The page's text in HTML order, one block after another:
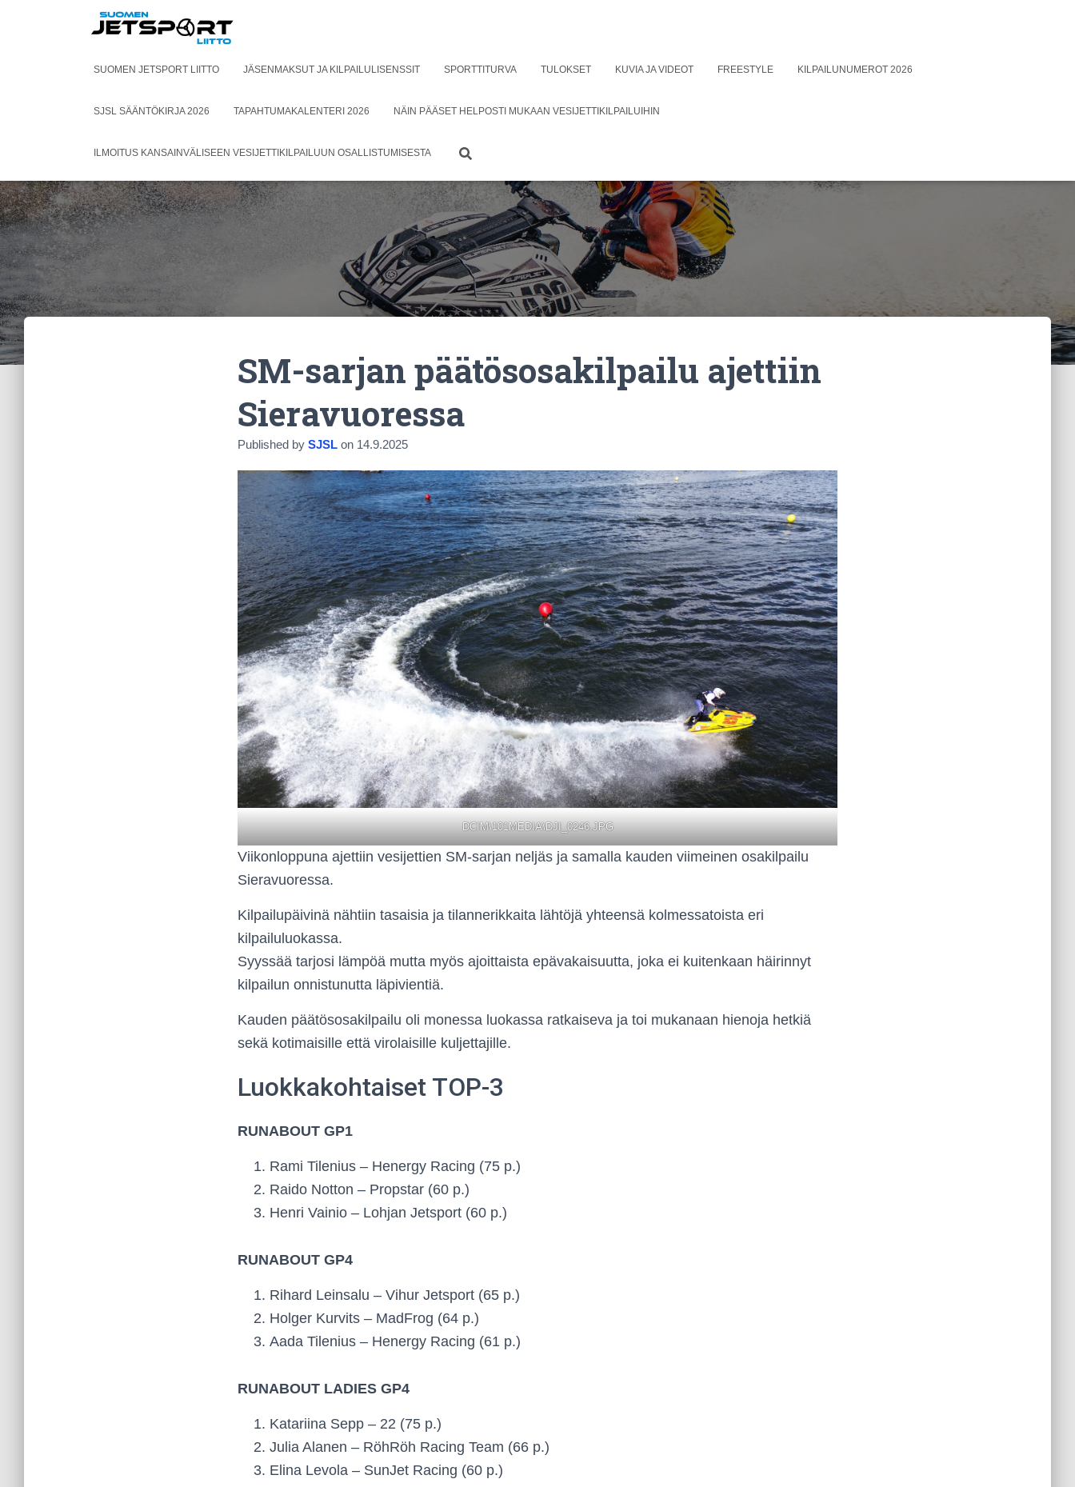
SUOMEN JETSPORT LIITTO JÄSENMAKSUT JA KILPAILULISENSSIT SPORTTITURVA TULOKSET KUVIA JA VIDEOT FREESTYLE KILPAILUNUMEROT 2026
SJSL SÄÄNTÖKIRJA 2026 TAPAHTUMAKALENTERI 2026 NÄIN PÄÄSET HELPOSTI MUKAAN VESIJETTIKILPAILUIHIN
ILMOITUS KANSAINVÄLISEEN VESIJETTIKILPAILUUN OSALLISTUMISESTA
SM-sarjan päätösosakilpailu ajettiin
Sieravuoressa
Published by SJSL on 14.9.2025
DCIM\101MEDIA\DJI_0246.JPG
Viikonloppuna ajettiin vesijettien SM-sarjan neljäs ja samalla kauden viimeinen osakilpailu
Sieravuoressa.
Kilpailupäivinä nähtiin tasaisia ja tilannerikkaita lähtöjä yhteensä kolmessa­toista eri
kilpailuluokassa.
Syyssää tarjosi lämpöä mutta myös ajoittaista epävakaisuutta, joka ei kuitenkaan häirinnyt
kilpailun onnistunutta läpivientiä.
Kauden päätösosakilpailu oli monessa luokassa ratkaiseva ja toi mukanaan hienoja hetkiä
sekä kotimaisille että virolaisille kuljettajille.
Luokkakohtaiset TOP-3
RUNABOUT GP1
Rami Tilenius – Henergy Racing (75 p.)
Raido Notton – Propstar (60 p.)
Henri Vainio – Lohjan Jetsport (60 p.)
RUNABOUT GP4
Rihard Leinsalu – Vihur Jetsport (65 p.)
Holger Kurvits – MadFrog (64 p.)
Aada Tilenius – Henergy Racing (61 p.)
RUNABOUT LADIES GP4
Katariina Sepp – 22 (75 p.)
Julia Alanen – RöhRöh Racing Team (66 p.)
Elina Levola – SunJet Racing (60 p.)